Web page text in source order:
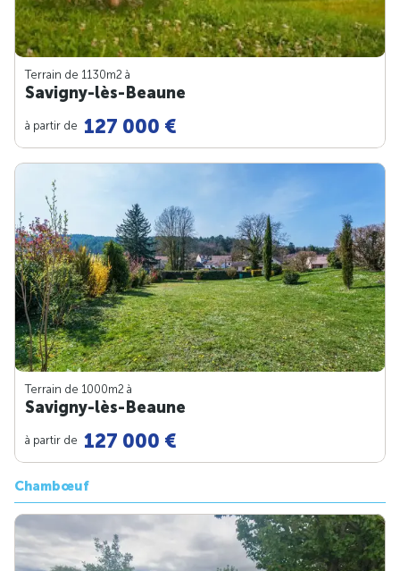
Terrain de 1130m2 à
Savigny-lès-Beaune
à partir de 127 000 €
Terrain de 1000m2 à
Savigny-lès-Beaune
à partir de 127 000 €
Chambœuf